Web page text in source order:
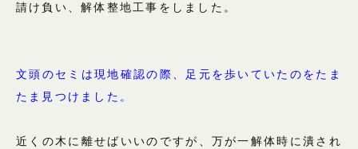
請け負い、解体整地工事をしました。
文頭のセミは現地確認の際、足元を歩いていたのをたま
たま見つけました。
近くの木に離せばいいのですが、万が一解体時に潰され